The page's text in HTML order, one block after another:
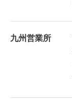
九州営業所